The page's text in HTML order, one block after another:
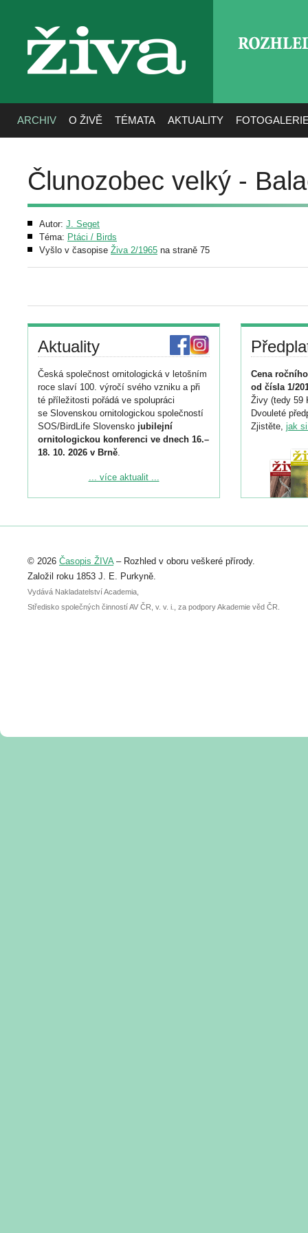
živa
ARCHIV O ŽIVĚ TÉMATA AKTUALITY
Člunozobec velký -
Autor: J. Seget
Téma: Ptáci / Birds
Vyšlo v časopise Živa 2/1965 na straně 75
Aktuality
Česká společnost ornitologická v letošním
roce slaví 100. výročí svého vzniku a při
té příležitosti pořádá ve spolupráci
se Slovenskou ornitologickou společností
SOS/BirdLife Slovensko jubilejní
ornitologickou konferenci ve dnech 16.–
18. 10. 2026 v Brně.
Podrobnější informace ke konferenci
Registrovat se můžete do 6. září.
abstraktu přihlášené přednášky nebo
posteru je už 30. června.
... více aktualit ...
Cena
od čísla 1/
Živy (tedy 59
Dvouleté
Zjistěte, jak
© 2026 Časopis ŽIVA– Rozhled v oboru veškeré přírody.
Založil roku 1853 J. E. Purkyně.
Vydává Nakladatelství Academia,
Středisko společných činností AV ČR, v. v. i., za podpory Akademie věd ČR.